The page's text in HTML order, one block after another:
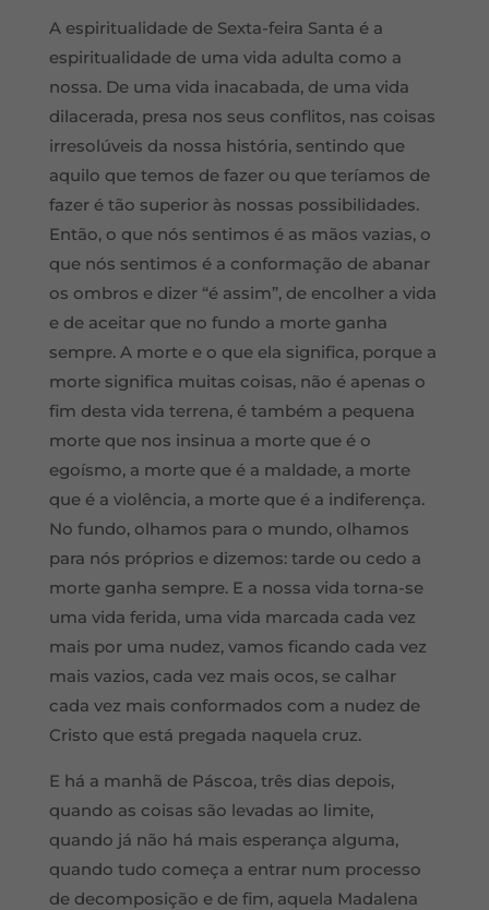
A espiritualidade de Sexta-feira Santa é a
espiritualidade de uma vida adulta como a
nossa. De uma vida inacabada, de uma vida
dilacerada, presa nos seus conflitos, nas coisas
irresolúveis da nossa história, sentindo que
aquilo que temos de fazer ou que teríamos de
fazer é tão superior às nossas possibilidades.
Então, o que nós sentimos é as mãos vazias, o
que nós sentimos é a conformação de abanar
os ombros e dizer “é assim”, de encolher a vida
e de aceitar que no fundo a morte ganha
sempre. A morte e o que ela significa, porque a
morte significa muitas coisas, não é apenas o
fim desta vida terrena, é também a pequena
morte que nos insinua a morte que é o
egoísmo, a morte que é a maldade, a morte
que é a violência, a morte que é a indiferença.
No fundo, olhamos para o mundo, olhamos
para nós próprios e dizemos: tarde ou cedo a
morte ganha sempre. E a nossa vida torna-se
uma vida ferida, uma vida marcada cada vez
mais por uma nudez, vamos ficando cada vez
mais vazios, cada vez mais ocos, se calhar
cada vez mais conformados com a nudez de
Cristo que está pregada naquela cruz.
E há a manhã de Páscoa, três dias depois,
quando as coisas são levadas ao limite,
quando já não há mais esperança alguma,
quando tudo começa a entrar num processo
de decomposição e de fim, aquela Madalena